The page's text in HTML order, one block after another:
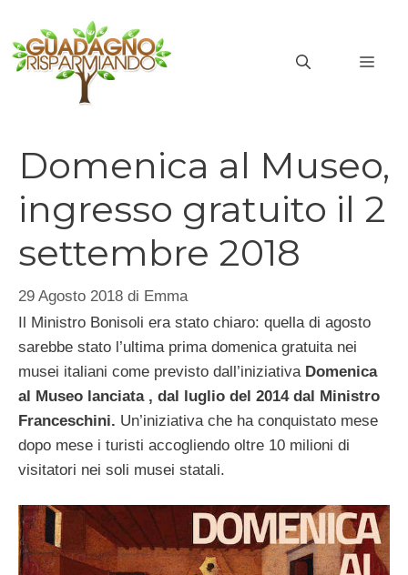
contenuto
Domenica al Museo,
ingresso gratuito il 2
settembre 2018
29 Agosto 2018 di Emma
Il Ministro Bonisoli era stato chiaro: quella di agosto
sarebbe stato l’ultima prima domenica gratuita nei
musei italiani come previsto dall’iniziativa Domenica
al Museo lanciata , dal luglio del 2014 dal Ministro
Franceschini. Un’iniziativa che ha conquistato mese
dopo mese i turisti accogliendo oltre 10 milioni di
visitatori nei soli musei statali.